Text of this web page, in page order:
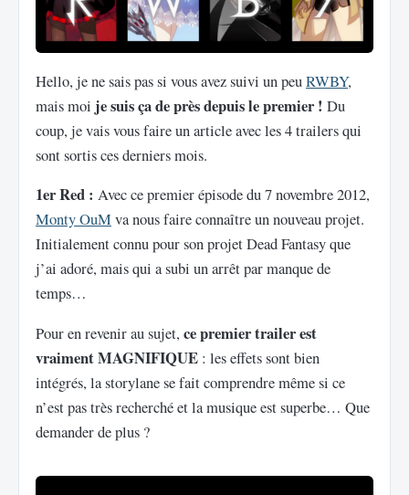
Hello, je ne sais pas si vous avez suivi un peuRWBY,
mais moi je suis ça de près depuis le premier ! Du
coup, je vais vous faire un article avec les 4 trailers qui
sont sortis ces derniers mois.
1er Red : Avec ce premier épisode du 7 novembre 2012,
Monty OuMva nous faire connaître un nouveau projet.
Initialement connu pour son projet Dead Fantasy que
j’ai adoré, mais qui a subi un arrêt par manque de
temps…
Pour en revenir au sujet,ce premier trailer est
vraiment MAGNIFIQUE : les effets sont bien
intégrés, la storylane se fait comprendre même si ce
n’est pas très recherché et la musique est superbe… Que
demander de plus ?